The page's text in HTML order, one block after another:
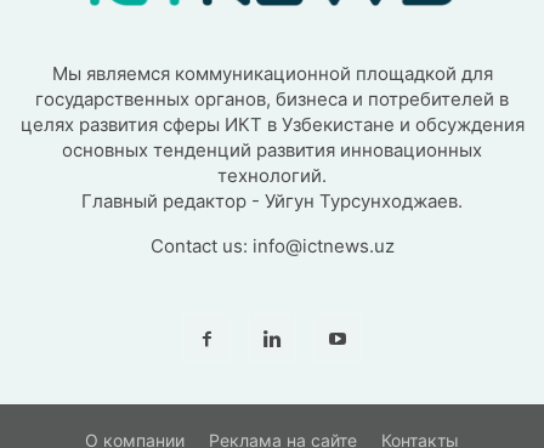
Мы являемся коммуникационной площадкой для
государственных органов, бизнеса и потребителей в
целях развития сферы ИКТ в Узбекистане и обсуждения
основных тенденций развития инновационных
технологий.
Главный редактор - Уйгун Турсунходжаев.
Contact us: info@ictnews.uz
О компании Реклама на сайте Контакты